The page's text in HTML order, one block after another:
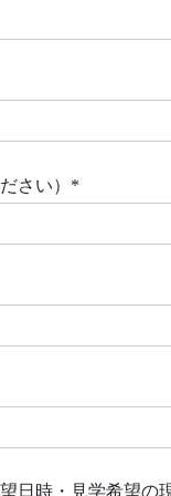
さい）*
日時・見学希望の